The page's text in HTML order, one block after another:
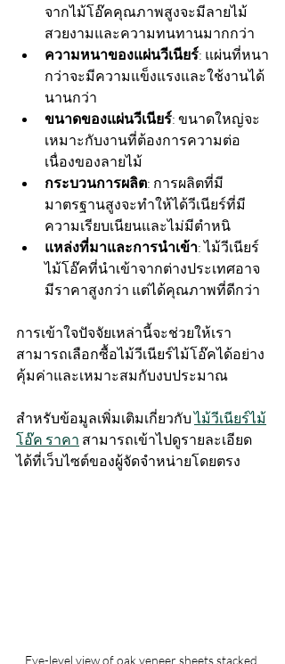
จากไม้โอ๊คคุณภาพสูงจะมีลายไม้
สวยงามและความทนทานมากกว่า
ความหนาของแผ่นวีเนียร์: แผ่นที่หนา
กว่าจะมีความแข็งแรงและใช้งานได้
นานกว่า
ขนาดของแผ่นวีเนียร์: ขนาดใหญ่จะ
เหมาะกับงานที่ต้องการความต่อ
เนื่องของลายไม้
กระบวนการผลิต: การผลิตที่มี
มาตรฐานสูงจะทำให้ได้วีเนียร์ที่มี
ความเรียบเนียนและไม่มีตำหนิ
แหล่งที่มาและการนำเข้า: ไม้วีเนียร์
ไม้โอ๊คที่นำเข้าจากต่างประเทศอาจ
มีราคาสูงกว่า แต่ได้คุณภาพที่ดีกว่า
การเข้าใจปัจจัยเหล่านี้จะช่วยให้เรา
สามารถเลือกซื้อไม้วีเนียร์ไม้โอ๊คได้อย่าง
คุ้มค่าและเหมาะสมกับงบประมาณ
สำหรับข้อมูลเพิ่มเติมเกี่ยวกับ ไม้วีเนียร์ไม้
โอ๊ค ราคา สามารถเข้าไปดูรายละเอียด
ได้ที่เว็บไซต์ของผู้จัดจำหน่ายโดยตรง
Eye-level view of oak veneer sheets stacked